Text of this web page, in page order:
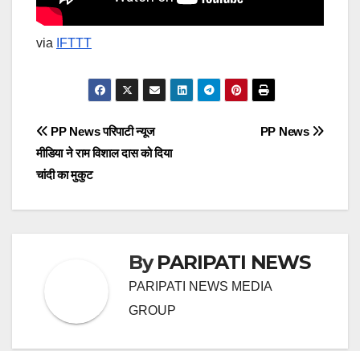
via IFTTT
Post
navigation
PP News
PP News परिपाटी न्यूज
मीडिया ने राम विशाल दास को दिया
चांदी का मुकुट
ByPARIPATI NEWS
PARIPATI NEWS MEDIA
GROUP